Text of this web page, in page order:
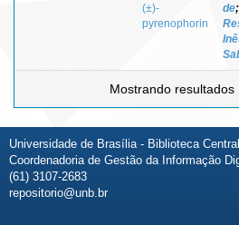
(±)-
pyrenophorin
de;
Mostrando resultados
Universidade de Brasília - Biblioteca Central
Coordenadoria de Gestão da Informação
(61) 3107-2683
repositorio@unb.br